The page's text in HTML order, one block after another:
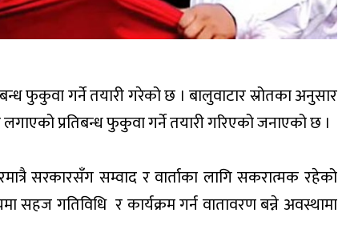
फुकुवा गर्ने तयारी गरेको छ । बालुवाटार स्रोतका अनुसार
प्रतिबन्ध फुकुवा गर्ने तयारी गरिएको जनाएको छ ।
सरकारसँग सम्वाद र वार्ताका लागि सकरात्मक रहेको
सहज गतिविधि र कार्यक्रम गर्न वातावरण बन्ने अवस्थामा